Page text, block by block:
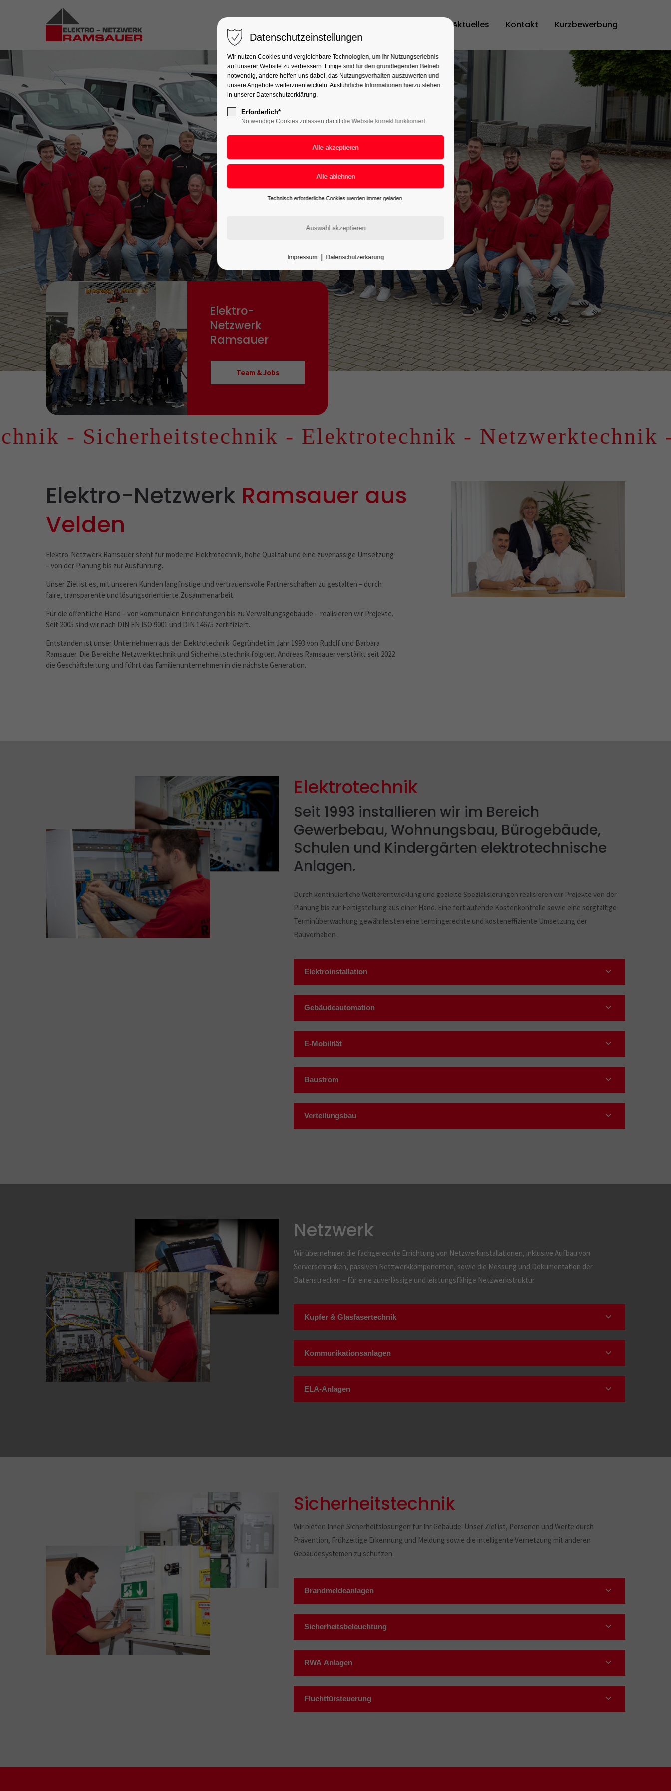
Aktuelles Kontakt Kurzbewerbung
Elektro-
Netzwerk
Ramsauer
Team & Jobs
- Sicherheitstechnik - Elektrotechnik - Netzwerktechnik -
Elektro-Netzwerk Ramsauer aus
Velden
Elektro-Netzwerk Ramsauer steht für moderne Elektrotechnik, hohe Qualität und eine zuverlässige Umsetzung
– von der Planung bis zur Ausführung.
Unser Ziel ist es, mit unseren Kunden langfristige und vertrauensvolle Partnerschaften zu gestalten – durch
faire, transparente und lösungsorientierte Zusammenarbeit.
Für die öffentliche Hand – von kommunalen Einrichtungen bis zu Verwaltungsgebäude - realisieren wir Projekte.
Seit 2005 sind wir nach DIN EN ISO 9001 und DIN 14675 zertifiziert.
Entstanden ist unser Unternehmen aus der Elektrotechnik. Gegründet im Jahr 1993 von Rudolf und Barbara
Ramsauer. Die Bereiche Netzwerktechnik und Sicherheitstechnik folgten. Andreas Ramsauer verstärkt seit 2022
die Geschäftsleitung und führt das Familienunternehmen in die nächste Generation.
Elektrotechnik
Seit 1993 installieren wir im Bereich
Gewerbebau, Wohnungsbau, Bürogebäude,
Schulen und Kindergärten elektrotechnische
Anlagen.
Durch kontinuierliche Weiterentwicklung und gezielte Spezialisierungen realisieren wir Projekte von der
Planung bis zur Fertigstellung aus einer Hand. Eine fortlaufende Kostenkontrolle sowie eine sorgfältige
Terminüberwachung gewährleisten eine termingerechte und kosteneffiziente Umsetzung der
Bauvorhaben.
Elektroinstallation
Gebäudeautomation
E-Mobilität
Baustrom
Verteilungsbau
Netzwerk
Wir übernehmen die fachgerechte Errichtung von Netzwerkinstallationen, inklusive Aufbau von
Serverschränken, passiven Netzwerkkomponenten, sowie die Messung und Dokumentation der
Datenstrecken – für eine zuverlässige und leistungsfähige Netzwerkstruktur.
Kupfer & Glasfasertechnik
Kommunikationsanlagen
ELA-Anlagen
Sicherheitstechnik
Wir bieten Ihnen Sicherheitslösungen für Ihr Gebäude. Unser Ziel ist, Personen und Werte durch
Prävention, Frühzeitige Erkennung und Meldung sowie die intelligente Vernetzung mit anderen
Gebäudesystemen zu schützen.
Brandmeldeanlagen
Sicherheitsbeleuchtung
RWA Anlagen
Fluchttürsteuerung
Datenschutzeinstellungen
Wir nutzen Cookies und vergleichbare Technologien, um Ihr Nutzungserlebnis
auf unserer Website zu verbessern. Einige sind für den grundlegenden Betrieb
notwendig, andere helfen uns dabei, das Nutzungsverhalten auszuwerten und
unsere Angebote weiterzuentwickeln. Ausführliche Informationen hierzu stehen
in unserer Datenschutzerklärung.
Erforderlich*
Notwendige Cookies zulassen damit die Website korrekt funktioniert
Technisch erforderliche Cookies werden immer geladen.
Impressum Datenschutzerkärung